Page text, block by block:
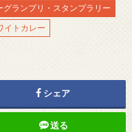
グランプリ・スタンプラリー
イトカレー
シェア
送る